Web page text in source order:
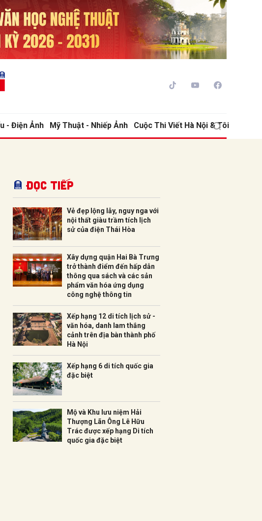
- Điện Ảnh Mỹ Thuật - Nhiếp Ảnh Cuộc Thi Viết Hà Nội & Tôi
Đọc tiếp
Vẻ đẹp lộng lẫy, nguy nga với
nội thất giàu trầm tích lịch
sử của điện Thái Hòa
Xây dựng quận Hai Bà Trưng
trở thành điểm đến hấp dẫn
thông qua sách và các sản
phẩm văn hóa ứng dụng
công nghệ thông tin
Xếp hạng 12 di tích lịch sử -
văn hóa, danh lam thắng
cảnh trên địa bàn thành phố
Hà Nội
Xếp hạng 6 di tích quốc gia
đặc biệt
Mộ và Khu lưu niệm Hải
Thượng Lãn Ông Lê Hữu
Trác được xếp hạng Di tích
quốc gia đặc biệt